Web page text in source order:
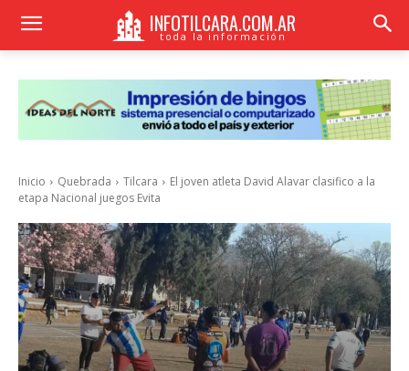
INFOTILCARA.COM.AR
toda la información
Inicio Quebrada Tilcara
El joven atleta David Alavar clasifico a la
etapa Nacional juegos Evita